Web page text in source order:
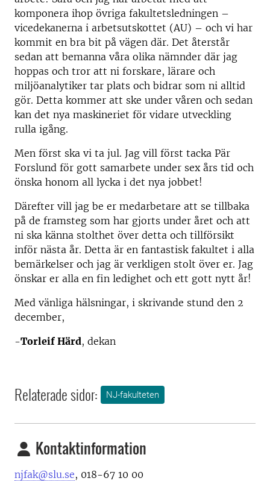
komponera ihop övriga fakultetsledningen –
vicedekanerna i arbetsutskottet (AU) – och vi har
kommit en bra bit på vägen där. Det återstår
sedan att bemanna våra olika nämnder där jag
hoppas och tror att ni forskare, lärare och
miljöanalytiker tar plats och bidrar som ni alltid
gör. Detta kommer att ske under våren och sedan
kan det nya maskineriet för vidare utveckling
rulla igång.
Men först ska vi ta jul. Jag vill först tacka Pär
Forslund för gott samarbete under sex års tid och
önska honom all lycka i det nya jobbet!
Därefter vill jag be er medarbetare att se tillbaka
på de framsteg som har gjorts under året och att
ni ska känna stolthet över detta och tillförsikt
inför nästa år. Detta är en fantastisk fakultet i alla
bemärkelser och jag är verkligen stolt över er. Jag
önskar er alla en fin ledighet och ett gott nytt år!
Med vänliga hälsningar, i skrivande stund den 2
december,
-Torleif Härd, dekan
Relaterade sidor: NJ-fakulteten
Kontaktinformation
njfak@slu.se, 018-67 10 00